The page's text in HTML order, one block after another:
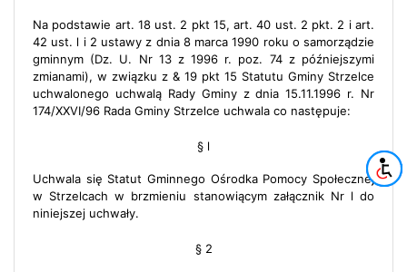
Na podstawie art. 18 ust. 2 pkt 15, art. 40 ust. 2 pkt. 2 i art.
42 ust. l i 2 ustawy z dnia 8 marca 1990 roku o samorządzie
gminnym (Dz. U. Nr 13 z 1996 r. poz. 74 z późniejszymi
zmianami), w związku z & 19 pkt 15 Statutu Gminy Strzelce
uchwalonego uchwalą Rady Gminy z dnia 15.11.1996 r. Nr
174/XXVI/96 Rada Gminy Strzelce uchwala co następuje:
§ l
Uchwala się Statut Gminnego Ośrodka Pomocy Społecznej
w Strzelcach w brzmieniu stanowiącym załącznik Nr l do
niniejszej uchwały.
§ 2